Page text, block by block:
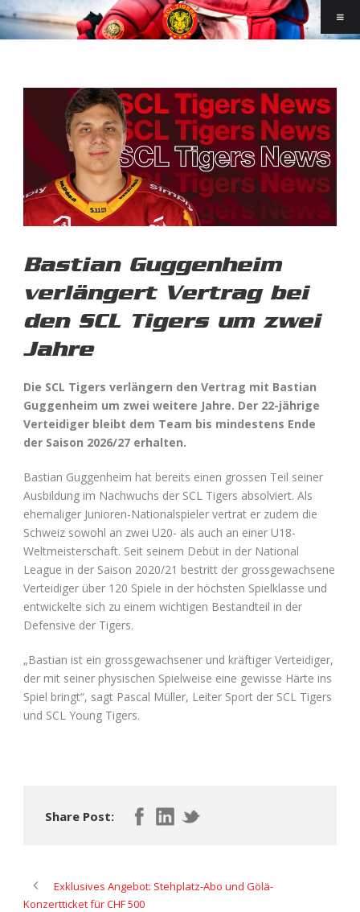
Bastian Guggenheim
verlängert Vertrag bei
den SCL Tigers um zwei
Jahre
Die SCL Tigers verlängern den Vertrag mit Bastian
Guggenheim um zwei weitere Jahre. Der 22-jährige
Verteidiger bleibt dem Team bis mindestens Ende
der Saison 2026/27 erhalten.
Bastian Guggenheim hat bereits einen grossen Teil seiner
Ausbildung im Nachwuchs der SCL Tigers absolviert. Als
ehemaliger Junioren-Nationalspieler vertrat er zudem die
Schweiz sowohl an zwei U20- als auch an einer U18-
Weltmeisterschaft. Seit seinem Debüt in der National
League in der Saison 2020/21 bestritt der grossgewachsene
Verteidiger über 120 Spiele in der höchsten Spielklasse und
entwickelte sich zu einem wichtigen Bestandteil in der
Defensive der Tigers.
„Bastian ist ein grossgewachsener und kräftiger Verteidiger,
der mit seiner physischen Spielweise eine gewisse Härte ins
Spiel bringt“, sagt Pascal Müller, Leiter Sport der SCL Tigers
und SCL Young Tigers.
Share Post:
Exklusives Angebot: Stehplatz-Abo und Gölä-
Konzertticket für CHF 500